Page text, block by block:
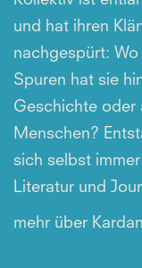
und hat ihren
nachgespürt:
Spuren hat sie
Geschichte oder
Menschen?
sich selbst
Literatur und
mehr über Kardan